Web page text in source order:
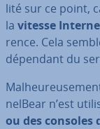
lité sur ce point,
la vitesse
rence. Cela
dépendant du
nel­Bear n’est
ou des consoles